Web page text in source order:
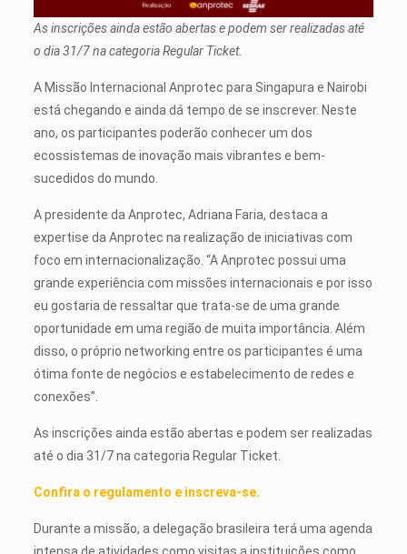
As inscrições ainda estão abertas e podem ser realizadas até
o dia 31/7 na categoria Regular Ticket.
A Missão Internacional Anprotec para Singapura e Nairobi
está chegando e ainda dá tempo de se inscrever. Neste
ano, os participantes poderão conhecer um dos
ecossistemas de inovação mais vibrantes e bem-
sucedidos do mundo.
A presidente da Anprotec, Adriana Faria, destaca a
expertise da Anprotec na realização de iniciativas com
foco em internacionalização. “A Anprotec possui uma
grande experiência com missões internacionais e por isso
eu gostaria de ressaltar que trata-se de uma grande
oportunidade em uma região de muita importância. Além
disso, o próprio networking entre os participantes é uma
ótima fonte de negócios e estabelecimento de redes e
conexões”.
As inscrições ainda estão abertas e podem ser realizadas
até o dia 31/7 na categoria Regular Ticket.
Confira o regulamento e inscreva-se.
Durante a missão, a delegação brasileira terá uma agenda